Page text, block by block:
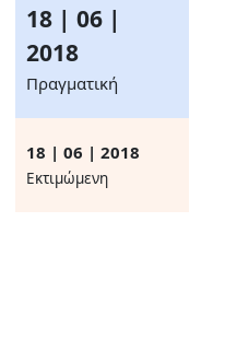
18 | 06 |
2018
Πραγματική
18 | 06 | 2018
Eκτιμώμενη